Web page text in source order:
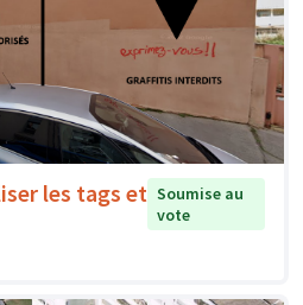
les tags et Soumise au
vote